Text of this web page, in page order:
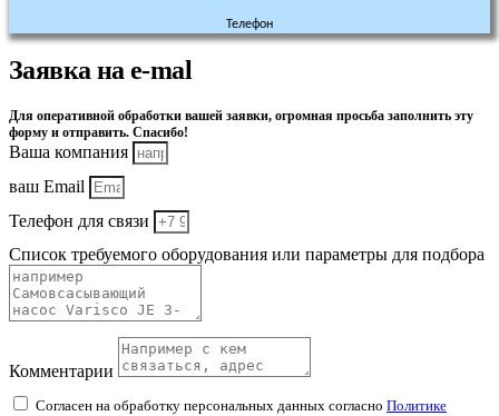
Телефон
Заявка на e-mal
Для оперативной обработки вашей заявки, огромная просьба заполнить эту
форму и отправить. Спасибо!
Ваша компания
ваш Email
Телефон для связи
Список требуемого оборудования или параметры для подбора
Комментарии
Согласен на обработку персональных данных согласно Политике